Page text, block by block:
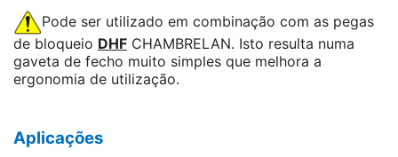
Pode ser utilizado em combinação com as pegas
de bloqueio DHF CHAMBRELAN. Isto resulta numa
gaveta de fecho muito simples que melhora a
ergonomia de utilização.
Aplicações